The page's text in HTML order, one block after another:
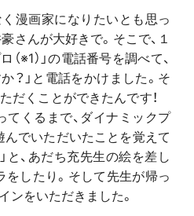
漫画家になりたいとも思っ
さんが大好きで。そこで、１
※1）」の電話番号を調べて、
？」と電話をかけました。そ
だくことができたんです！
くるまで、ダイナミックプ
でいただいたことを覚えて
と、あだち充先生の絵を差し
をしたり。そして先生が帰っ
ンをいただきました。